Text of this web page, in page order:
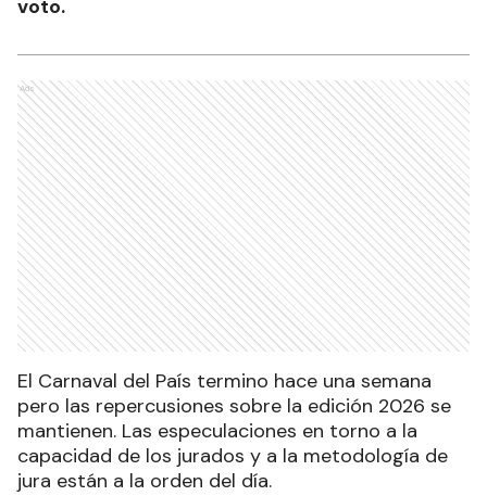
voto.
Ads
El Carnaval del País termino hace una semana
pero las repercusiones sobre la edición 2026 se
mantienen. Las especulaciones en torno a la
capacidad de los jurados y a la metodología de
jura están a la orden del día.